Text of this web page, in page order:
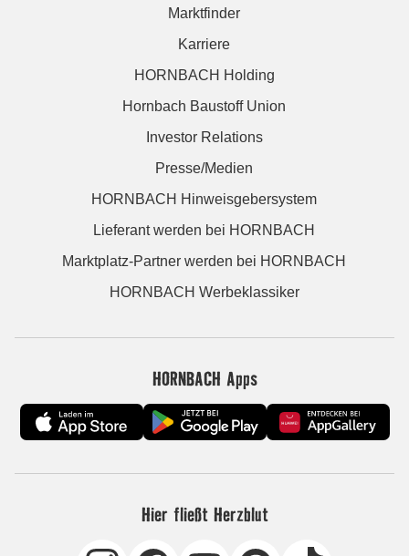
Marktfinder
Karriere
HORNBACH Holding
Hornbach Baustoff Union
Investor Relations
Presse/Medien
HORNBACH Hinweisgebersystem
Lieferant werden bei HORNBACH
Marktplatz-Partner werden bei HORNBACH
HORNBACH Werbeklassiker
HORNBACH Apps
Hier fließt Herzblut